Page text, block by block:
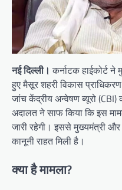
नई दिल्ली। कर्नाटक हाईकोर्ट ने
हुए मैसूर शहरी विकास
जांच केंद्रीय अन्वेषण ब्यूरो (CBI)
अदालत ने साफ किया कि इस
जारी रहेगी। इससे मुख्यमंत्री और
कानूनी राहत मिली है।
क्या है मामला?